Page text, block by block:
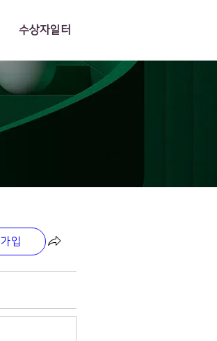
수상자일터
가입